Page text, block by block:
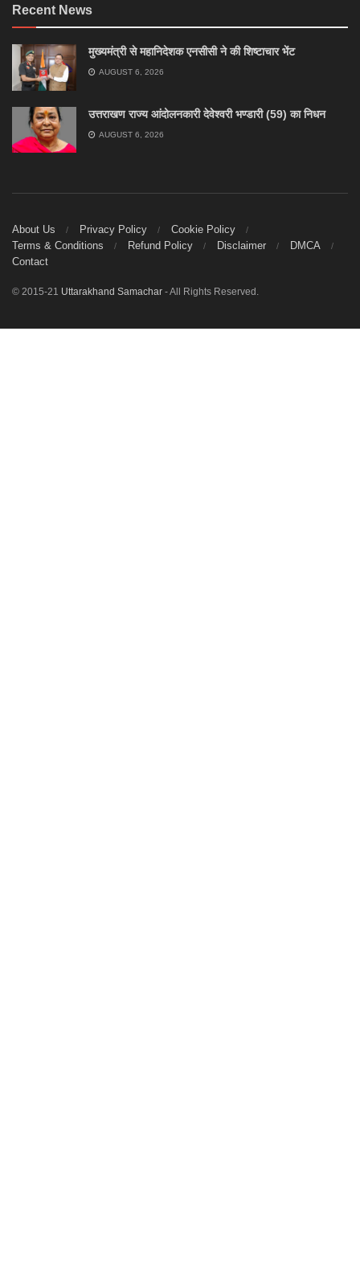
Recent News
मुख्यमंत्री से महानिदेशक एनसीसी ने की शिष्टाचार भेंट
AUGUST 6, 2026
उत्तराखण राज्य आंदोलनकारी देवेश्वरी भण्डारी (59) का निधन
AUGUST 6, 2026
About Us Privacy Policy
Cookie Policy
Terms & Conditions
Refund Policy Disclaimer
DMCA
Contact
© 2015-21 Uttarakhand Samachar - All Rights Reserved.